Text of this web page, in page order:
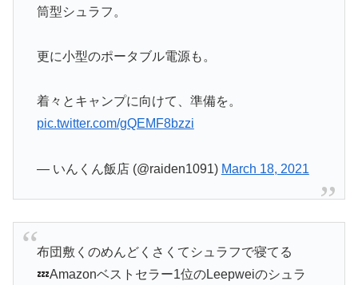
筒型シュラフ。
更に小型のポータブル電源も。
着々とキャンプに向けて、準備を。
pic.twitter.com/gQEMF8bzzi
— いんくん飯店 (@raiden1091) March 18, 2021
布団敷くのめんどくさくてシュラフで寝てる
💤Amazonベストセラー1位のLeepweiのシュラ